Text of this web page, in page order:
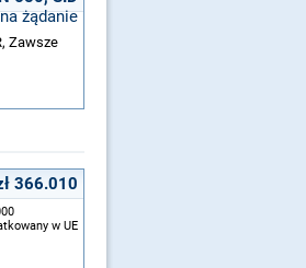
żądanie
Zawsze
366.010
w UE